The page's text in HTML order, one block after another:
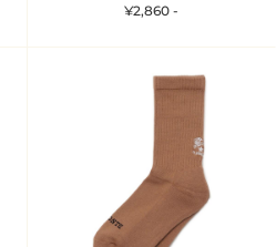
¥2,860 -